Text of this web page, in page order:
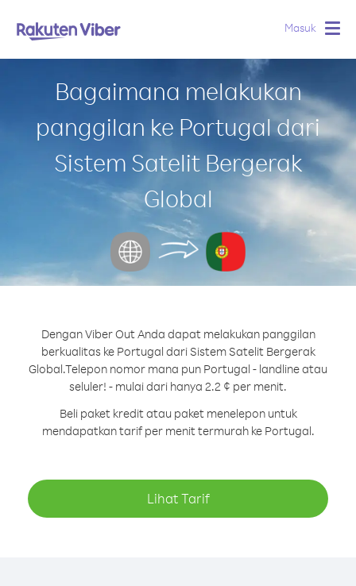
Masuk
Bagaimana melakukan
panggilan ke Portugal dari
Sistem Satelit Bergerak
Global
Dengan Viber Out Anda dapat melakukan panggilan
berkualitas ke Portugal dari Sistem Satelit Bergerak
Global.Telepon nomor mana pun Portugal - landline atau
seluler! - mulai dari hanya 2.2 ¢ per menit.
Beli paket kredit atau paket menelepon untuk
mendapatkan tarif per menit termurah ke Portugal.
Lihat Tarif